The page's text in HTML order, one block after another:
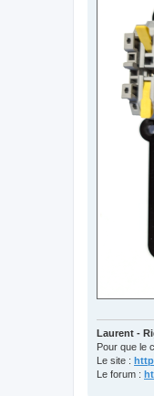
Laurent -
Pour que le
Le site :
Le forum :